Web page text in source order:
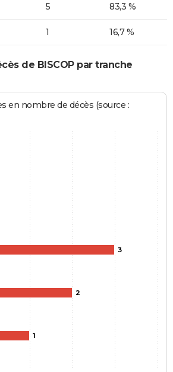
5 83,3 %
1 16,7 %
de BISCOP par tranche
en nombre de décès (source :
3
2
1